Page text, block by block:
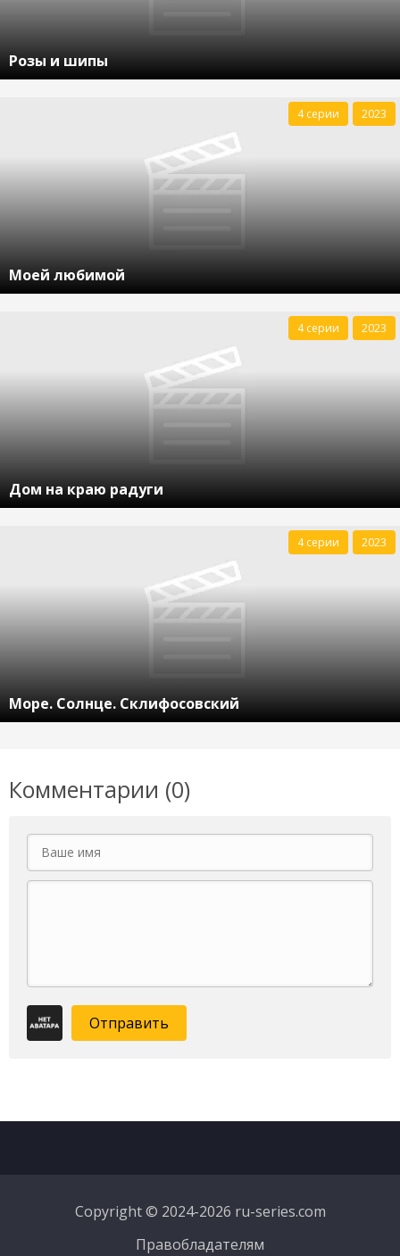
Розы и шипы
Моей любимой
4 серии 2023
Дом на краю радуги
4 серии 2023
Море. Солнце. Склифосовский
4 серии 2023
Комментарии (0)
Отправить
Copyright © 2024-2026 ru-series.com
Правобладателям